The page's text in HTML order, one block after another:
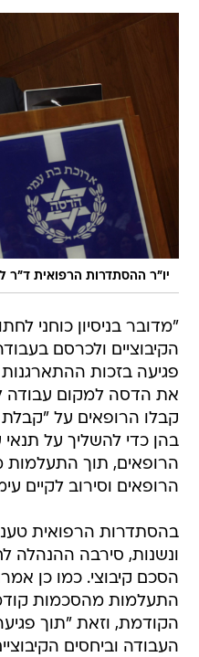
יו"ר ההסתדרות הרפואית ד"ר
"מדובר בניסיון כוחני
הקיבוציים ולכרסם
פגיעה בזכות ההתארגנות
את הדסה למקום עבודה
קבלו הרופאים על
בהן כדי להשליך על תנאי
הרופאים, תוך התעלמות
הרופאים וסירוב לקיים
בהסתדרות הרפואית
ונשנות, סירבה ההנהלה
הסכם קיבוצי. כמו כן
התעלמות מהסכמות
הקודמת, וזאת "תוך
העבודה וביחסים